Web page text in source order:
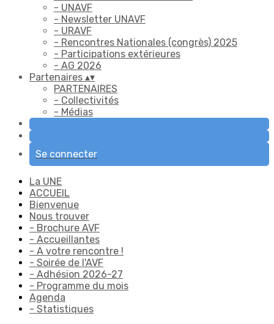
- UNAVF
- Newsletter UNAVF
- URAVF
- Rencontres Nationales (congrès) 2025
- Participations extérieures
- AG 2026
Partenaires ▴▾
PARTENAIRES
- Collectivités
- Médias
Se connecter
La UNE
ACCUEIL
Bienvenue
Nous trouver
- Brochure AVF
- Accueillantes
- A votre rencontre !
- Soirée de l'AVF
- Adhésion 2026-27
- Programme du mois
Agenda
- Statistiques